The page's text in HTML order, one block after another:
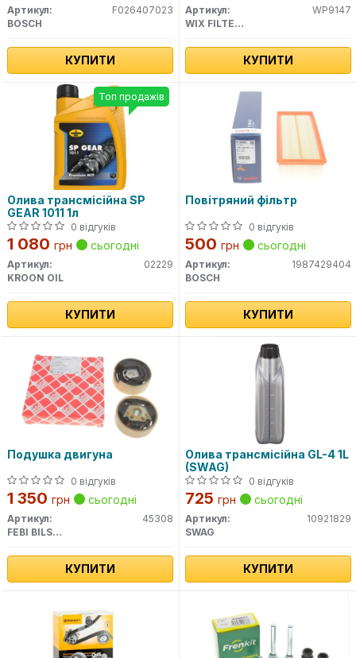
Артикул:
F026407023
BOSCH
КУПИТИ
Артикул:
WP9147
WIX FILTERS
КУПИТИ
Олива трансмісійна SP
GEAR 1011 1л
0 відгуків
1 080 грн сьогодні
Артикул:
02229
KROON OIL
КУПИТИ
Топ продажів
Повітряний фільтр
0 відгуків
500 грн сьогодні
Артикул:
1987429404
BOSCH
КУПИТИ
Подушка двигуна
0 відгуків
1 350 грн сьогодні
Артикул:
45308
FEBI BILSTEIN
КУПИТИ
Олива трансмісійна GL-4 1L
(SWAG)
0 відгуків
725 грн сьогодні
Артикул:
10921829
SWAG
КУПИТИ